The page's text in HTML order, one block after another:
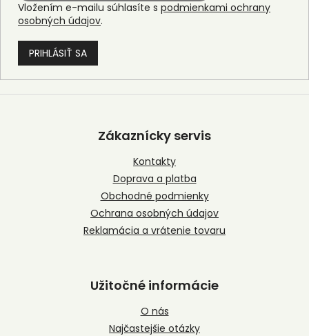
Vložením e-mailu súhlasíte s podmienkami ochrany
osobných údajov.
PRIHLÁSIŤ SA
Z
Zákaznícky servis
Kontakty
Doprava a platba
Obchodné podmienky
Ochrana osobných údajov
Reklamácia a vrátenie tovaru
Užitočné informácie
O nás
Najčastejšie otázky